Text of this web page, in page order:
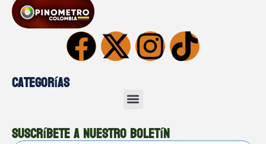
Categorías
Suscríbete a nuestro boletín